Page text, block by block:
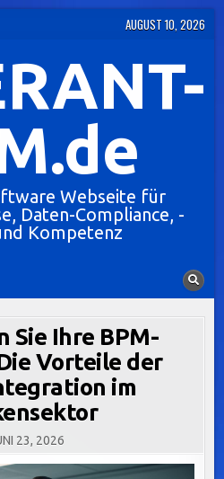
AUGUST 10, 2026
Webseite für
Daten-Compliance, -
Kompetenz
Sie Ihre BPM-
Vorteile der
im
23, 2026